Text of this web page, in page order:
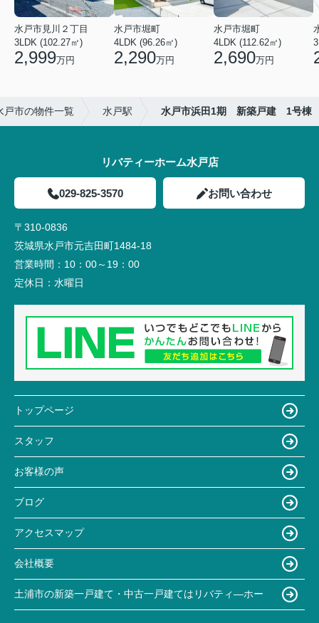
水戸市見川２丁目
3LDK (102.27㎡)
2,999万円
水戸市堀町
4LDK (96.26㎡)
2,290万円
水戸市堀町
4LDK (112.62㎡)
2,690万円
戸市の物件一覧 水戸駅 水戸市浜田1期 新築戸建 1号棟
リバティーホーム水戸店
029-825-3570 お問い合わせ
〒310-0836
茨城県水戸市元吉田町1484-18
営業時間： 10：00～19：00
定休日： 水曜日
トップページ
スタッフ
お客様の声
ブログ
アクセスマップ
会社概要
土浦市の新築一戸建て・中古一戸建てはリバティ―ホー